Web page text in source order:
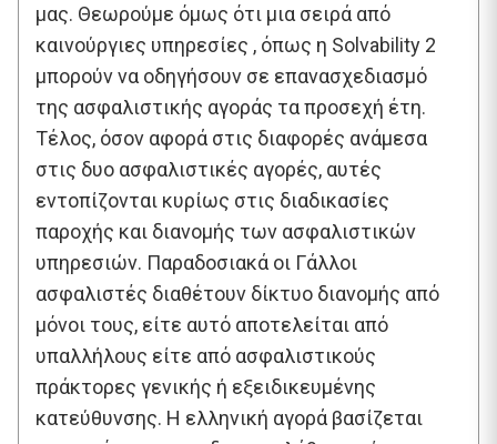
μας. Θεωρούμε όμως ότι μια σειρά από
καινούργιες υπηρεσίες , όπως η Solvability 2
μπορούν να οδηγήσουν σε επανασχεδιασμό
της ασφαλιστικής αγοράς τα προσεχή έτη.
Τέλος, όσον αφορά στις διαφορές ανάμεσα
στις δυο ασφαλιστικές αγορές, αυτές
εντοπίζονται κυρίως στις διαδικασίες
παροχής και διανομής των ασφαλιστικών
υπηρεσιών. Παραδοσιακά οι Γάλλοι
ασφαλιστές διαθέτουν δίκτυο διανομής από
μόνοι τους, είτε αυτό αποτελείται από
υπαλλήλους είτε από ασφαλιστικούς
πράκτορες γενικής ή εξειδικευμένης
κατεύθυνσης. Η ελληνική αγορά βασίζεται